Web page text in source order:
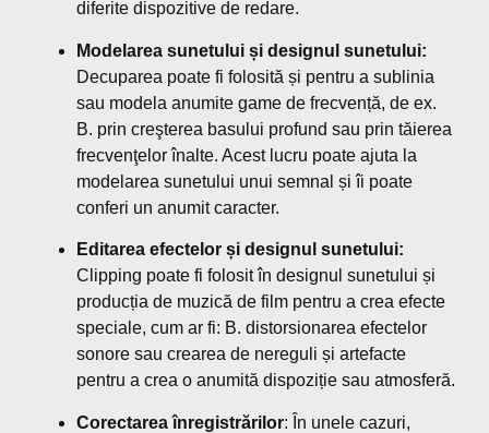
diferite dispozitive de redare.
Modelarea sunetului și designul sunetului:
Decuparea poate fi folosită și pentru a sublinia
sau modela anumite game de frecvență, de ex.
B. prin creşterea basului profund sau prin tăierea
frecvenţelor înalte. Acest lucru poate ajuta la
modelarea sunetului unui semnal și îi poate
conferi un anumit caracter.
Editarea efectelor și designul sunetului:
Clipping poate fi folosit în designul sunetului și
producția de muzică de film pentru a crea efecte
speciale, cum ar fi: B. distorsionarea efectelor
sonore sau crearea de nereguli și artefacte
pentru a crea o anumită dispoziție sau atmosferă.
Corectarea înregistrărilor: În unele cazuri,